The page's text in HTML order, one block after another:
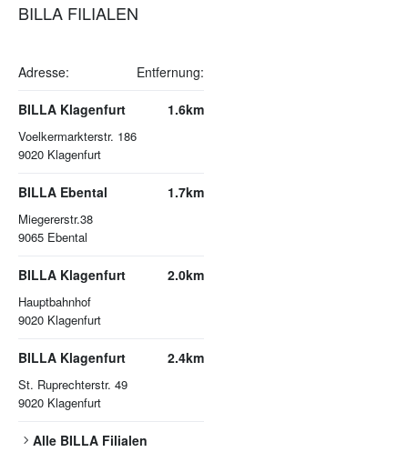
BILLA FILIALEN
Adresse: Entfernung:
BILLA Klagenfurt
Voelkermarkterstr. 186
9020 Klagenfurt
1.6km
BILLA Ebental
Miegererstr.38
9065 Ebental
1.7km
BILLA Klagenfurt
Hauptbahnhof
9020 Klagenfurt
2.0km
BILLA Klagenfurt
St. Ruprechterstr. 49
9020 Klagenfurt
2.4km
Alle BILLA Filialen